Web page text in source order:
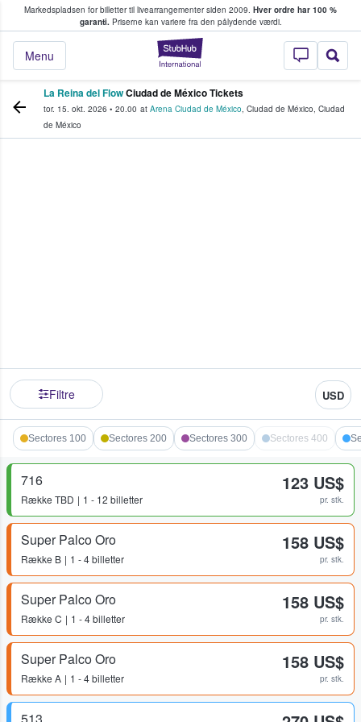
Markedspladsen for billetter til livearrangementer siden 2009. Hver ordre har 100 %
garanti.Priserne kan variere fra den pålydende værdi.
StubHub - Hvor
Menu
køber og sælger billetter
La Reina del FlowCiudad de México Tickets
tor. 15. okt. 2026 • 20.00 at Arena Ciudad de México, Ciudad de México, Ciudad
de México
Filtre USD
Sectores 100 Sectores 200 Sectores 300 Sectores 400
716
Række TBD 1 - 12 billetter
123 US$
pr. stk.
Super Palco Oro
Række B 1 - 4 billetter
158 US$
pr. stk.
Super Palco Oro
Række C 1 - 4 billetter
158 US$
pr. stk.
Super Palco Oro
Række A 1 - 4 billetter
158 US$
pr. stk.